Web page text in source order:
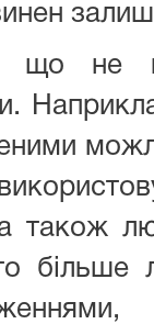
що не
також
більше